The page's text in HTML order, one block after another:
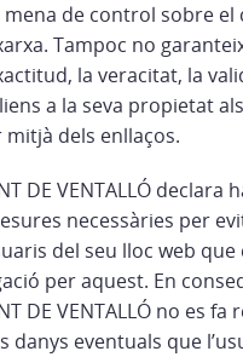
de control sobre el
Tampoc no
la veracitat, la
a la seva propietat
dels enllaços.
DE VENTALLÓ declara
necessàries per
del seu lloc web
per aquest. En
DE VENTALLÓ no es
danys eventuals que